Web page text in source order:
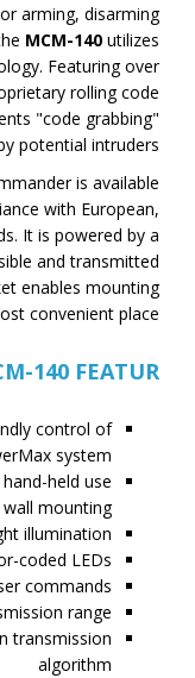
arming, disarming
MCM-140 utilizes
Featuring over
rolling code
"code grabbing"
potential intruders.
is available
with European,
It is powered by a
and transmitted
enables mounting
convenient place.
140 FEATUR
control of
system
held use
mounting
illumination
coded LEDs
commands
range
transmission
algorithm